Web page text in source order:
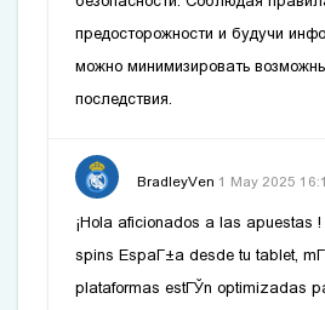
предосторожности и будучи
можно минимизировать
последствия.
BradleyVen 1 May 2025
¡Hola aficionados a las apuestas
spins EspaГ±a desde tu tablet,
plataformas estГЎn optimizadas